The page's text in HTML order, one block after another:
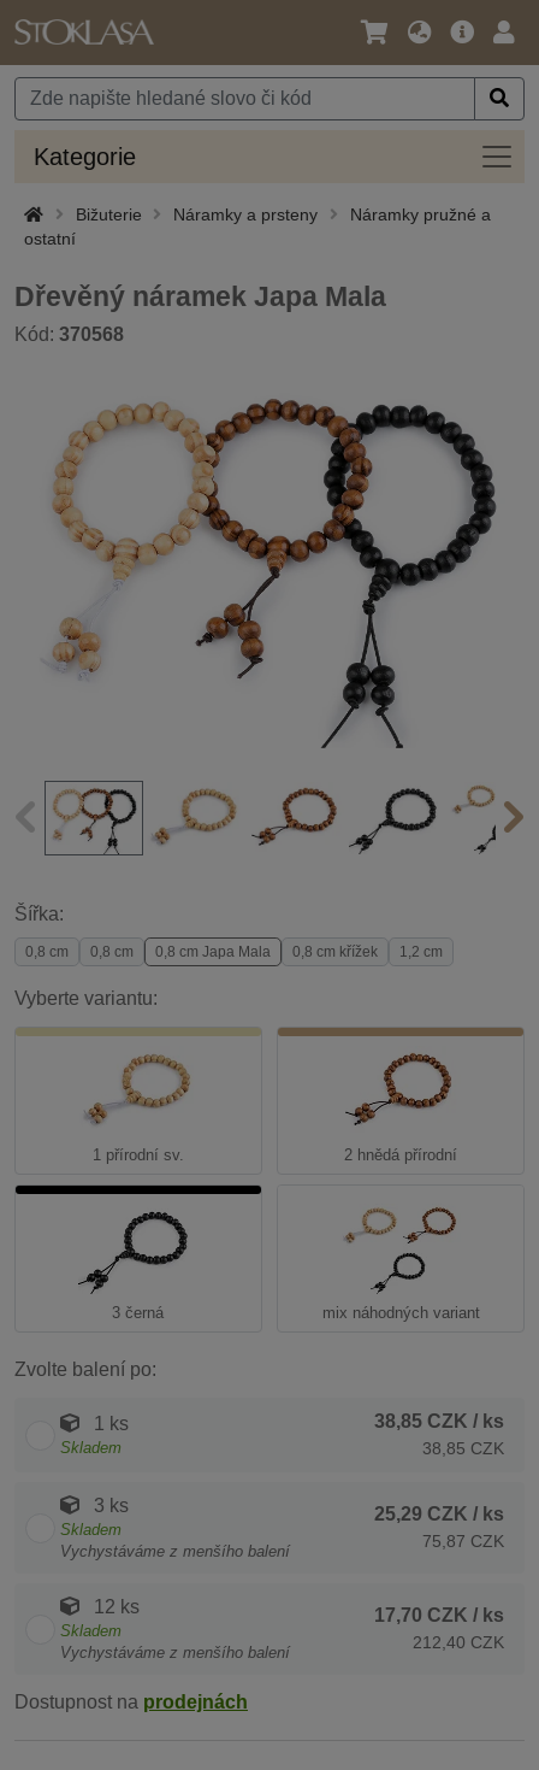
Jazyk
Měna
Hlavní
Kategorie
Bižuterie Náramky a prsteny
Náramky pružné a
ostatní
Dřevěný náramek Japa Mala
Kód: 370568
Šířka:
0,8 cm 0,8 cm 0,8 cm Japa Mala 0,8 cm křížek 1,2 cm
Vyberte variantu:
1 přírodní sv. 2 hnědá přírodní
3 černá mix náhodných variant
Zvolte balení po:
1 ks
Skladem
38,85 CZK / ks
38,85 CZK
3 ks
Skladem
Vychystáváme z menšího balení
25,29 CZK / ks
75,87 CZK
12 ks
Skladem
Vychystáváme z menšího balení
17,70 CZK / ks
212,40 CZK
Dostupnost na prodejnách